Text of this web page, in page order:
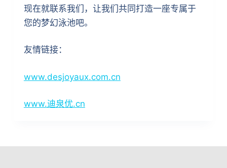
现在就联系我们，让我们共同打造一座专属于
您的梦幻泳池吧。
友情链接：
www.desjoyaux.com.cn
www.迪泉优.cn